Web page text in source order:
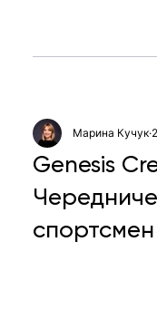
Genesis
спортсмен
Марина Кучук